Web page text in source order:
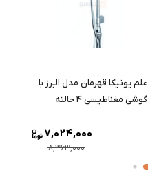
علم یونیکا قهرمان مدل البرز با
گوشی مغناطیسی ۴ حالته
8,363,000
7,024,000